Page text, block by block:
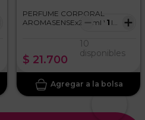
PERFUME CORPORAL
AROMASENSEx230ml WI
$ 21.700
＋
－
10
disponibles